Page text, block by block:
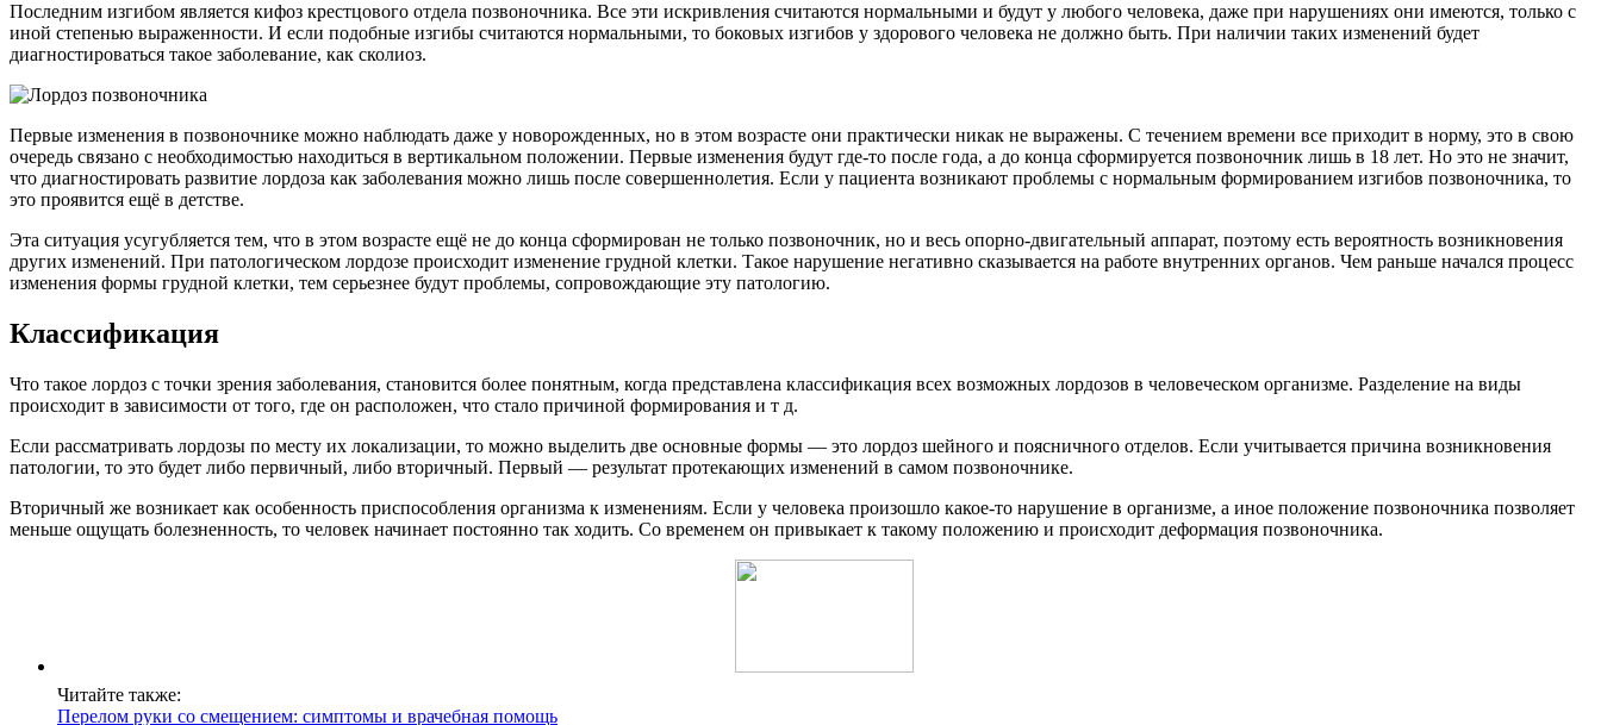
Последним изгибом является кифоз крестцового отдела позвоночника. Все эти искривления считаются нормальными и будут у любого человека, даже при нарушениях они имеются, только с
иной степенью выраженности. И если подобные изгибы считаются нормальными, то боковых изгибов у здорового человека не должно быть. При наличии таких изменений будет
диагностироваться такое заболевание, как сколиоз.
Первые изменения в позвоночнике можно наблюдать даже у новорожденных, но в этом возрасте они практически никак не выражены. С течением времени все приходит в норму, это в свою
очередь связано с необходимостью находиться в вертикальном положении. Первые изменения будут где-то после года, а до конца сформируется позвоночник лишь в 18 лет. Но это не значит,
что диагностировать развитие лордоза как заболевания можно лишь после совершеннолетия. Если у пациента возникают проблемы с нормальным формированием изгибов позвоночника, то
это проявится ещё в детстве.
Эта ситуация усугубляется тем, что в этом возрасте ещё не до конца сформирован не только позвоночник, но и весь опорно-двигательный аппарат, поэтому есть вероятность возникновения
других изменений. При патологическом лордозе происходит изменение грудной клетки. Такое нарушение негативно сказывается на работе внутренних органов. Чем раньше начался процесс
изменения формы грудной клетки, тем серьезнее будут проблемы, сопровождающие эту патологию.
Классификация
Что такое лордоз с точки зрения заболевания, становится более понятным, когда представлена классификация всех возможных лордозов в человеческом организме. Разделение на виды
происходит в зависимости от того, где он расположен, что стало причиной формирования и т д.
Если рассматривать лордозы по месту их локализации, то можно выделить две основные формы — это лордоз шейного и поясничного отделов. Если учитывается причина возникновения
патологии, то это будет либо первичный, либо вторичный. Первый — результат протекающих изменений в самом позвоночнике.
Вторичный же возникает как особенность приспособления организма к изменениям. Если у человека произошло какое-то нарушение в организме, а иное положение позвоночника позволяет
меньше ощущать болезненность, то человек начинает постоянно так ходить. Со временем он привыкает к такому положению и происходит деформация позвоночника.
Читайте также:
Перелом руки со смещением: симптомы и врачебная помощь